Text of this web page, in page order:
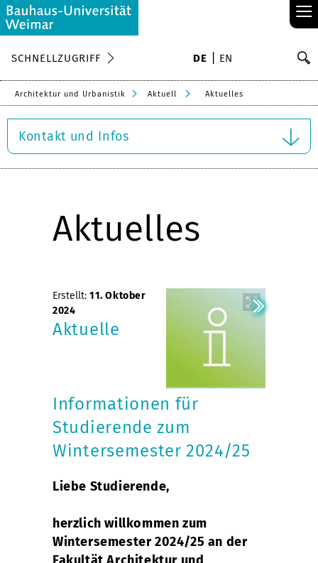
≡
SCHNELLZUGRIFF DE EN
Architektur und Urbanistik Aktuell Aktuelles
Kontakt und Infos
Aktuelles
Erstellt: 11. Oktober
2024
Aktuelle
Informationen für
Studierende zum
Wintersemester 2024/25
Liebe Studierende,
herzlich willkommen zum
Wintersemester 2024/25 an der